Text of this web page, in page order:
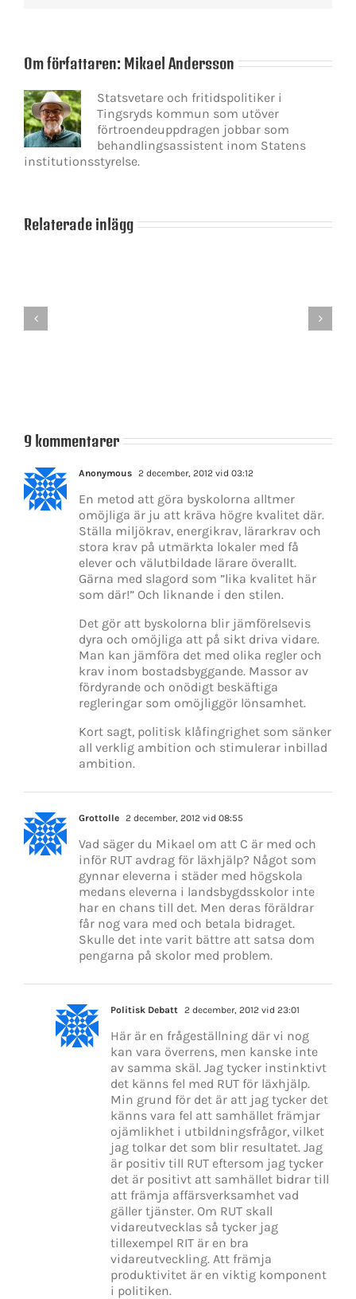
Om författaren: Mikael Andersson
Statsvetare och fritidspolitiker i
Tingsryds kommun som utöver
förtroendeuppdragen jobbar som
behandlingsassistent inom Statens
institutionsstyrelse.
Relaterade inlägg
en
kommun
9 kommentarer
Anonymous 2 december, 2012 vid 03:12
En metod att göra byskolorna alltmer
omöjliga är ju att kräva högre kvalitet där.
Ställa miljökrav, energikrav, lärarkrav och
stora krav på utmärkta lokaler med få
elever och välutbildade lärare överallt.
Gärna med slagord som ”lika kvalitet här
som där!” Och liknande i den stilen.
Det gör att byskolorna blir jämförelsevis
dyra och omöjliga att på sikt driva vidare.
Man kan jämföra det med olika regler och
krav inom bostadsbyggande. Massor av
fördyrande och onödigt beskäftiga
regleringar som omöjliggör lönsamhet.
Kort sagt, politisk klåfingrighet som sänker
all verklig ambition och stimulerar inbillad
ambition.
Grottolle 2 december, 2012 vid 08:55
Vad säger du Mikael om att C är med och
inför RUT avdrag för läxhjälp? Något som
gynnar eleverna i städer med högskola
medans eleverna i landsbygdsskolor inte
har en chans till det. Men deras föräldrar
får nog vara med och betala bidraget.
Skulle det inte varit bättre att satsa dom
pengarna på skolor med problem.
Politisk Debatt 2 december, 2012 vid 23:01
Här är en frågeställning där vi nog
kan vara överrens, men kanske inte
av samma skäl. Jag tycker instinktivt
det känns fel med RUT för läxhjälp.
Min grund för det är att jag tycker det
känns vara fel att samhället främjar
ojämlikhet i utbildningsfrågor, vilket
jag tolkar det som blir resultatet. Jag
är positiv till RUT eftersom jag tycker
det är positivt att samhället bidrar till
att främja affärsverksamhet vad
gäller tjänster. Om RUT skall
vidareutvecklas så tycker jag
tillexempel RIT är en bra
vidareutveckling. Att främja
produktivitet är en viktig komponent
i politiken.